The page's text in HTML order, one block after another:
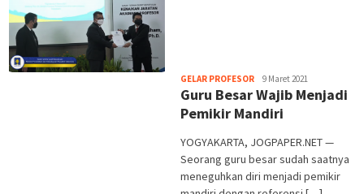
GELAR PROFESORHeri
Purwata
9 Maret 2021
Guru Besar Wajib Menjadi
Pemikir Mandiri
YOGYAKARTA, JOGPAPER.NET —
Seorang guru besar sudah saatnya
meneguhkan diri menjadi pemikir